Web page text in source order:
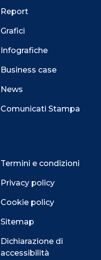
Report
Grafici
Infografiche
Business case
News
Comunicati Stampa
Termini e condizioni
Privacy policy
Cookie policy
Sitemap
Dichiarazione di
accessibilità